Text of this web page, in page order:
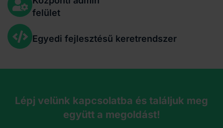
felület
Egyedi fejlesztésű keretrendszer
Lépj velünk kapcsolatba és találjuk meg
együtt a megoldást!